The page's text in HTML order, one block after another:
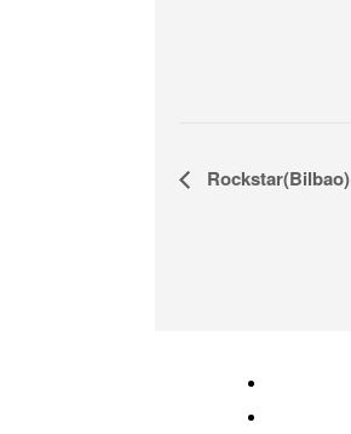
Navegación
Rockstar(Bilbao)